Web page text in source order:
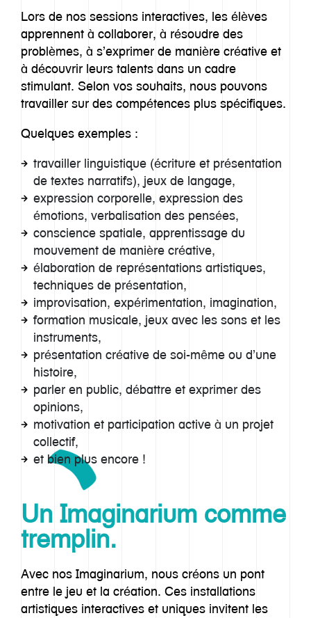
Lors de nos sessions interactives, les élèves
apprennent à collaborer, à résoudre des
problèmes, à s’exprimer de manière créative et
à découvrir leurs talents dans un cadre
stimulant. Selon vos souhaits, nous pouvons
travailler sur des compétences plus spécifiques.
Quelques exemples :
travailler linguistique (écriture et présentation
de textes narratifs), jeux de langage,
expression corporelle, expression des
émotions, verbalisation des pensées,
conscience spatiale, apprentissage du
mouvement de manière créative,
élaboration de représentations artistiques,
techniques de présentation,
improvisation, expérimentation, imagination,
formation musicale, jeux avec les sons et les
instruments,
présentation créative de soi-même ou d’une
histoire,
parler en public, débattre et exprimer des
opinions,
motivation et participation active à un projet
collectif,
et bien plus encore !
Un Imaginarium comme
tremplin.
Avec nos Imaginarium, nous créons un pont
entre le jeu et la création. Ces installations
artistiques interactives et uniques invitent les